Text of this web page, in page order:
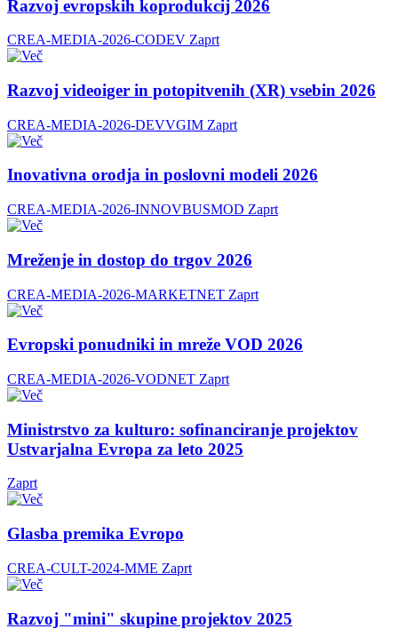
Razvoj evropskih koprodukcij 2026
CREA-MEDIA-2026-CODEV Zaprt
Razvoj videoiger in potopitvenih (XR) vsebin 2026
CREA-MEDIA-2026-DEVVGIM Zaprt
Inovativna orodja in poslovni modeli 2026
CREA-MEDIA-2026-INNOVBUSMOD Zaprt
Mreženje in dostop do trgov 2026
CREA-MEDIA-2026-MARKETNET Zaprt
Evropski ponudniki in mreže VOD 2026
CREA-MEDIA-2026-VODNET Zaprt
Ministrstvo za kulturo: sofinanciranje projektov
Ustvarjalna Evropa za leto 2025
Zaprt
Glasba premika Evropo
CREA-CULT-2024-MME Zaprt
Razvoj "mini" skupine projektov 2025